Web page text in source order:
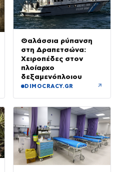
Θαλάσσια ρύπανση
στη Δραπετσώνα:
Χειροπέδες στον
πλοίαρχο
δεξαμενόπλοιου
DIMOCRACY.GR ↗